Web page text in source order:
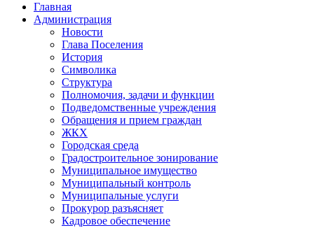
Главная
Администрация
Новости
Глава Поселения
История
Символика
Структура
Полномочия, задачи и функции
Подведомственные учреждения
Обращения и прием граждан
ЖКХ
Городская среда
Градостроительное зонирование
Муниципальное имущество
Муниципальный контроль
Муниципальные услуги
Прокурор разъясняет
Кадровое обеспечение